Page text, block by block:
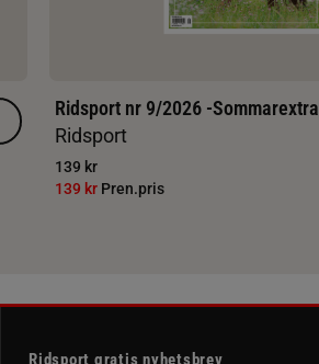
Ridsport nr 9/2026 -Sommarextra
Ridsport
139 kr
139 kr Pren.pris
Ridsport gratis nyhetsbrev